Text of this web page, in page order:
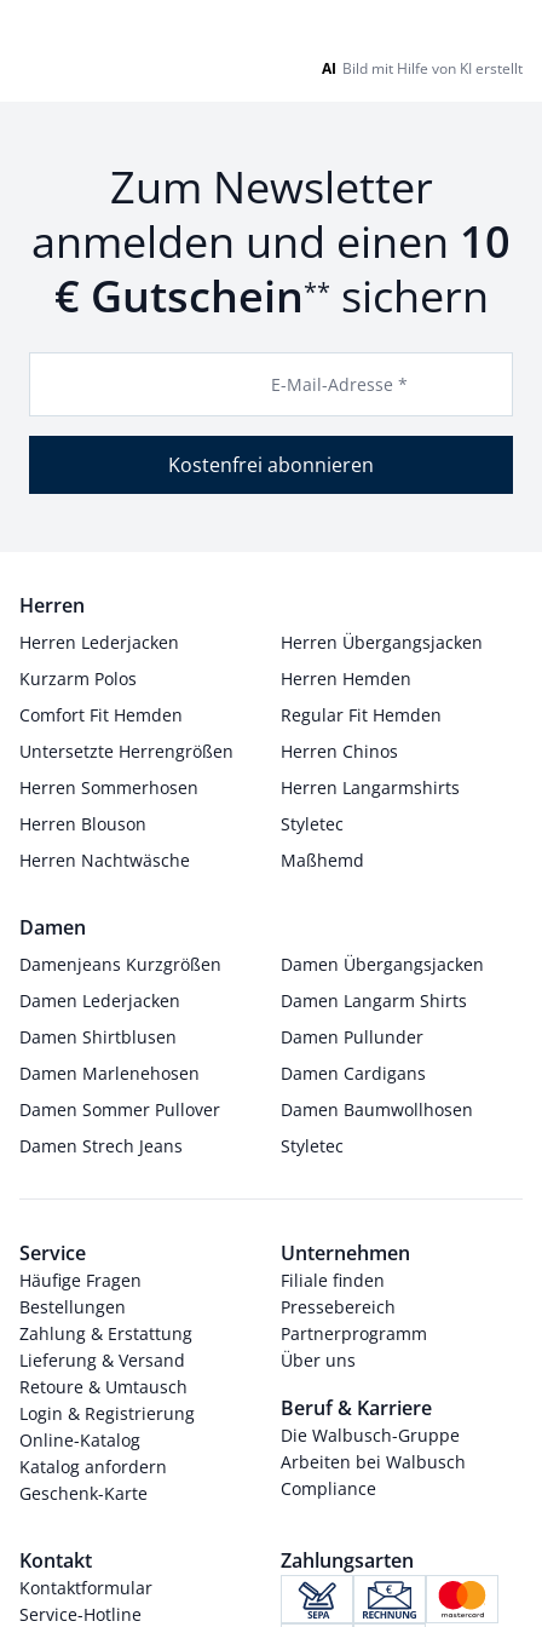
AI Bild mit Hilfe von KI erstellt
Zum Newsletter
anmelden und einen 10
€ Gutschein** sichern
E-Mail-Adresse *
Kostenfrei abonnieren
Herren
Herren Lederjacken
Herren Übergangsjacken
Kurzarm Polos
Herren Hemden
Comfort Fit Hemden
Regular Fit Hemden
Untersetzte Herrengrößen
Herren Chinos
Herren Sommerhosen
Herren Langarmshirts
Herren Blouson
Styletec
Herren Nachtwäsche
Maßhemd
Damen
Damenjeans Kurzgrößen
Damen Übergangsjacken
Damen Lederjacken
Damen Langarm Shirts
Damen Shirtblusen
Damen Pullunder
Damen Marlenehosen
Damen Cardigans
Damen Sommer Pullover
Damen Baumwollhosen
Damen Strech Jeans
Styletec
Service
Häufige Fragen
Bestellungen
Zahlung & Erstattung
Lieferung & Versand
Retoure & Umtausch
Login & Registrierung
Online-Katalog
Katalog anfordern
Geschenk-Karte
Unternehmen
Filiale finden
Pressebereich
Partnerprogramm
Über uns
Beruf & Karriere
Die Walbusch-Gruppe
Arbeiten bei Walbusch
Compliance
Kontakt
Kontaktformular
Service-Hotline
Zahlungsarten